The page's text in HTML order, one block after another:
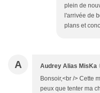
plein de
l'arrivée de
plans et
A Audrey Alias MisKa
Bonsoir,<br /> Cette
peux que tenter ma